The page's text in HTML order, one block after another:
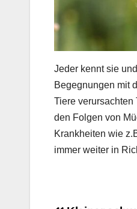
Jeder kennt sie
Begegnungen mit
Tiere
den Folgen von
Krankheiten wie
immer weiter in